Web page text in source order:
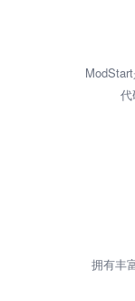
拥有丰